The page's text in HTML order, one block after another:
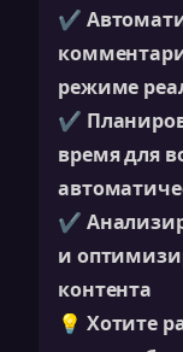
✔️
режиме
✔️
время для
✔️
и
контента
💡 Хотите